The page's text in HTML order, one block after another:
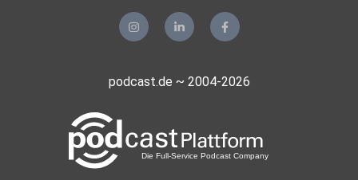
podcast.de ~ 2004-2026